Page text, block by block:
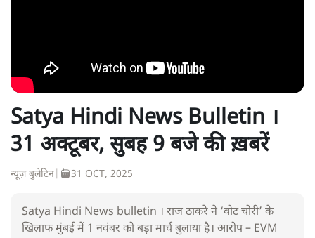
Satya Hindi News Bulletin ।
31 अक्टूबर, सुबह 9 बजे की ख़बरें
न्यूज़ बुलेटिन 31 OCT, 2025
Satya Hindi News bulletin । राज ठाकरे ने ‘वोट चोरी’ के
खिलाफ मुंबई में 1 नवंबर को बड़ा मार्च बुलाया है। आरोप – EVM